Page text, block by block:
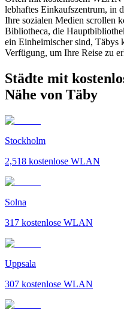
lebhaftes Einkaufszentrum, in
Ihre sozialen Medien scrollen
Bibliotheca, die
ein Einheimischer sind, Täbys
Verfügung, um Ihre Reise zu
Städte mit
Nähe von Täby
Stockholm
2,518 kostenlose WLAN
Solna
317 kostenlose WLAN
Uppsala
307 kostenlose WLAN